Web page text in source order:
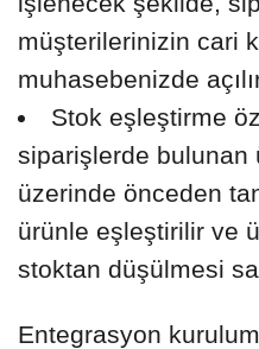
müşterilerinizin cari
muhasebenizde
Stok eşleştirme
siparişlerde bulunan
üzerinde önceden
ürünle eşleştirilir ve
stoktan düşülmesi
Entegrasyon